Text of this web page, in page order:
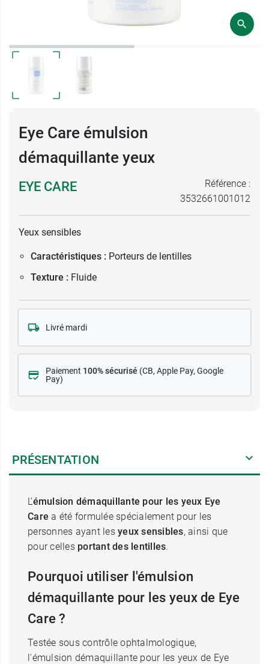
Eye Care émulsion
démaquillante yeux
EYE CARE
Référence :
3532661001012
Yeux sensibles
Caractéristiques : Porteurs de lentilles
Texture : Fluide
Livré mardi
Paiement 100% sécurisé (CB, Apple Pay, Google
Pay)
PRÉSENTATION
L’émulsion démaquillante pour les yeux Eye
Care a été formulée spécialement pour les
personnes ayant les yeux sensibles, ainsi que
pour celles portant des lentilles.
Pourquoi utiliser l'émulsion
démaquillante pour les yeux de Eye
Care ?
Testée sous contrôle ophtalmologique,
l'émulsion démaquillante pour les yeux de Eye